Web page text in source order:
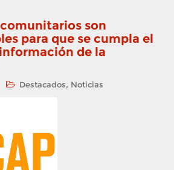
son
para que se cumpla el
de la
Destacados, Noticias